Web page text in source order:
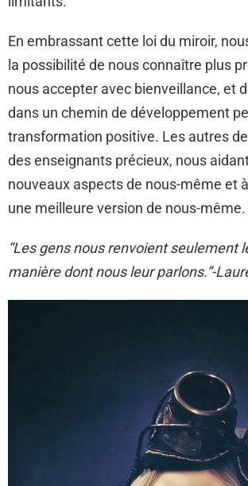
En embrassant cette loi du miroir,
la possibilité de nous connaître plus
nous accepter avec bienveillance, et
dans un chemin de développement
transformation positive. Les autres
des enseignants précieux, nous
nouveaux aspects de nous-même et
une meilleure version de nous-même.
“Les gens nous renvoient seulement
manière dont nous leur parlons.”-